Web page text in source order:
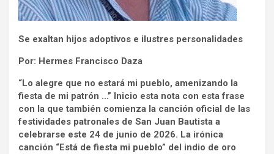
Se exaltan hijos adoptivos e ilustres personalidades
Por: Hermes Francisco Daza
“Lo alegre que no estará mi pueblo, amenizando la
fiesta de mi patrón …” Inicio esta nota con esta frase
con la que también comienza la canción oficial de las
festividades patronales de San Juan Bautista a
celebrarse este 24 de junio de 2026. La irónica
canción “Está de fiesta mi pueblo” del indio de oro